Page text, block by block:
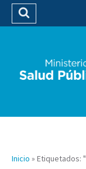
Buscar
Inicio » Etiquetados: